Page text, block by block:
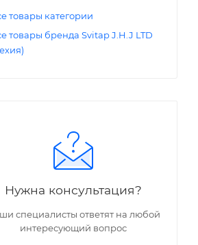
товары категории
товары бренда Svitap J.H.J LTD
Нужна консультация?
специалисты ответят на любой
интересующий вопрос